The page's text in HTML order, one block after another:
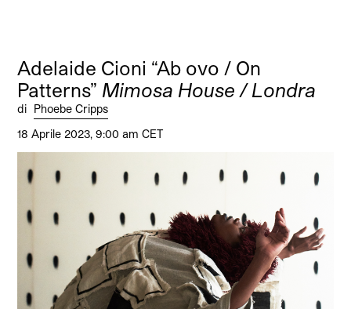
Adelaide Cioni “Ab ovo / On
Patterns” Mimosa House / Londra
di Phoebe Cripps
18 Aprile 2023, 9:00 am CET